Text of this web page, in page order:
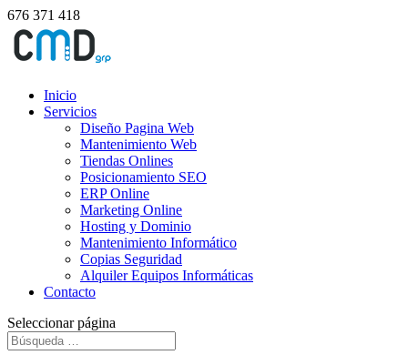
676 371 418
Inicio
Servicios
Diseño Pagina Web
Mantenimiento Web
Tiendas Onlines
Posicionamiento SEO
ERP Online
Marketing Online
Hosting y Dominio
Mantenimiento Informático
Copias Seguridad
Alquiler Equipos Informáticas
Contacto
Seleccionar página